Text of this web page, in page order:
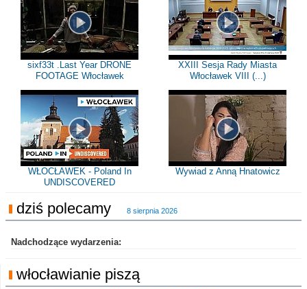
sixf33t .Last Year DRONE
FOOTAGE Włocławek
XXIII Sesja Rady Miasta
Włocławek VIII (...)
WŁOCŁAWEK - Poland In
UNDISCOVERED
Wywiad z Anną Hnatowicz
dziś polecamy 8 sierpnia 2026
Nadchodzące wydarzenia:
włocławianie piszą